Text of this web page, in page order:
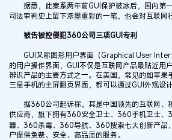
据悉，此案系两年前GUI保护破冰后，国内第
司法审判史上留下浓墨重彩的一笔，也会对互联网
被告被控侵犯360公司三项GUI专利
GUI又称图形用户界面（Graphical User
的用户操作界面，GUI不仅是互联网产品最贴近用
辨识产品的主要方式之一。在美国，常见的如苹果
三星手机的主屏翻页界面，都可以通过GUI外观设
据360公司起诉称，其是中国领先的互联网、
供应商，旗下拥有360安全卫士、360手机卫士
器、360杀毒、360导航、360搜索七大创新产品
户提供免费、安全、高品质的服务。